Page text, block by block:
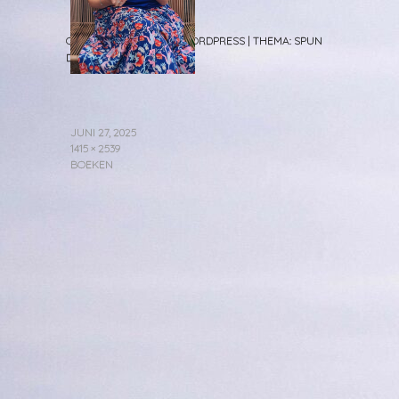
JUNI 27, 2025
1415 × 2539
BOEKEN
ONDERSTEUND DOOR WORDPRESS | THEMA: SPUN
DOORCAROLINE MOORE.